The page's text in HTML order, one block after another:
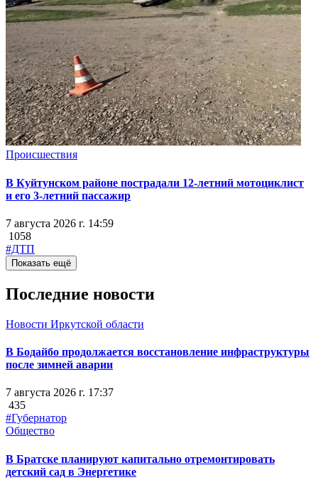
Происшествия
В Куйтунском районе пострадали 12-летний мотоциклист
и его 3-летний пассажир
7 августа 2026 г. 14:59
1058
#ДТП
Показать ещё
Последние новости
Новости Иркутской области
В Бодайбо продолжается восстановление инфраструктуры
после зимней аварии
7 августа 2026 г. 17:37
435
#Губернатор
Общество
В Братске планируют капитально отремонтировать
детский сад в Энергетике